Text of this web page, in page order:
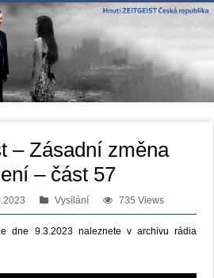
– Zásadní změna
– část 57
Vysílání 735 Views
dne 9.3.2023 naleznete v archivu rádia